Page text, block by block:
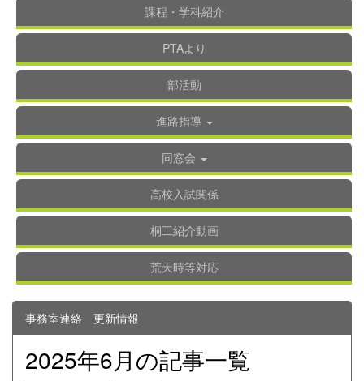
課程・学科紹介
PTAより
部活動
進路指導
同窓会
高校入試関係
桐工紹介動画
荒天時等対応
事務室連絡 更新情報
2025年6月の記事一覧